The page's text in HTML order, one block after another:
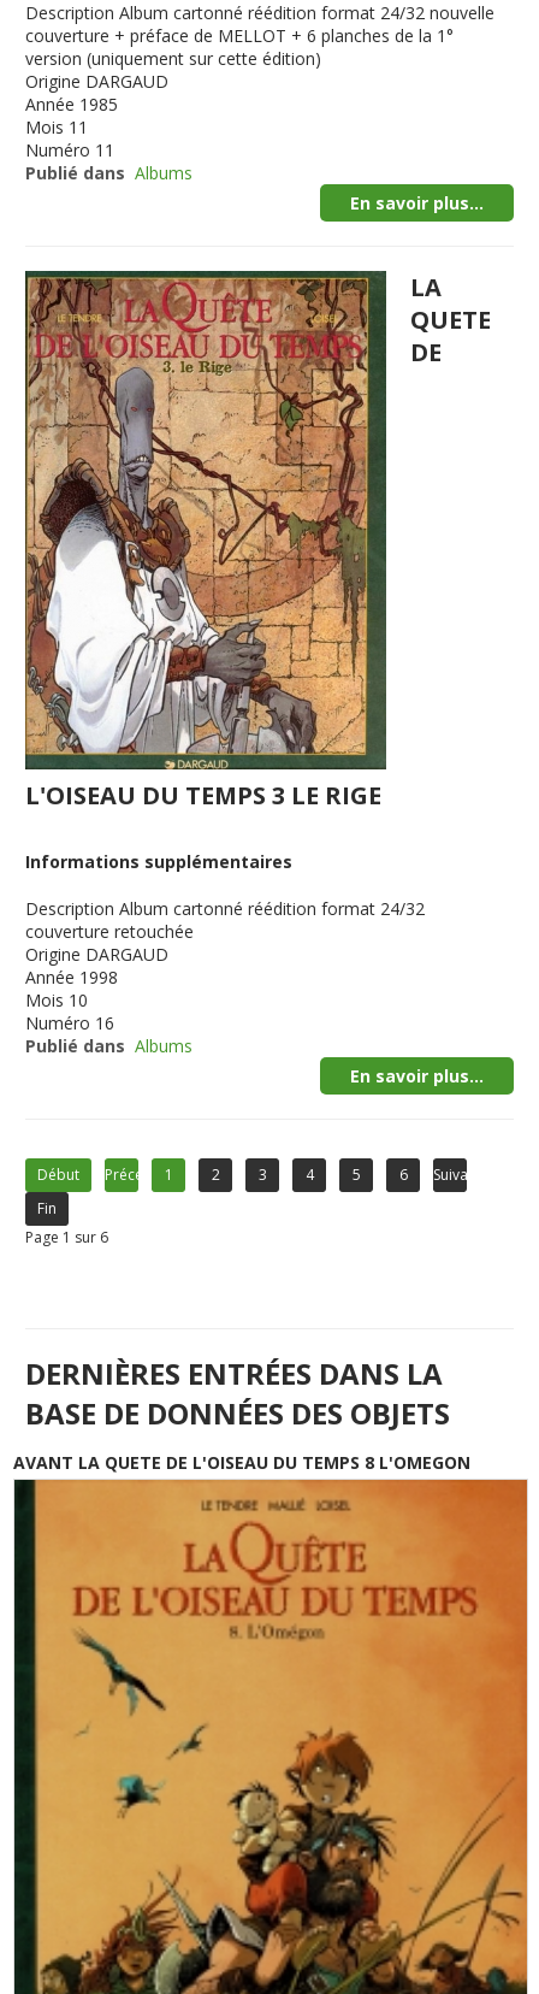
Description Album cartonné réédition format 24/32 nouvelle
couverture + préface de MELLOT + 6 planches de la 1°
version (uniquement sur cette édition)
Origine DARGAUD
Année 1985
Mois 11
Numéro 11
Publié dans Albums
En savoir plus...
LA
QUETE
DE
L'OISEAU DU TEMPS 3 LE RIGE
Informations supplémentaires
Description Album cartonné réédition format 24/32
couverture retouchée
Origine DARGAUD
Année 1998
Mois 10
Numéro 16
Publié dans Albums
En savoir plus...
Début Précédent1 2 3 4 5 6
Suivant
Fin
Page 1 sur 6
DERNIÈRES ENTRÉES DANS LA
BASE DE DONNÉES DES OBJETS
AVANT LA QUETE DE L'OISEAU DU TEMPS 8 L'OMEGON